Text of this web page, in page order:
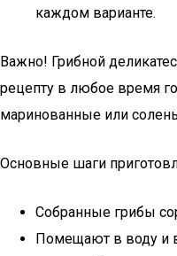
каждом варианте.
Важно! Грибной
рецепту в любое время
маринованные или
Основные шаги
Собранные грибы
Помещают в воду и